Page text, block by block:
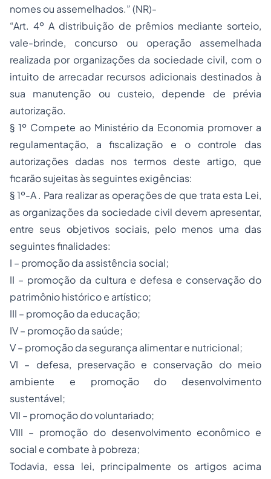
nomes ou assemelhados.” (NR)-
“Art. 4º A distribuição de prêmios mediante sorteio,
vale-brinde, concurso ou operação assemelhada
realizada por organizações da sociedade civil, com o
intuito de arrecadar recursos adicionais destinados à
sua manutenção ou custeio, depende de prévia
autorização.
§ 1º Compete ao Ministério da Economia promover a
regulamentação, a fiscalização e o controle das
autorizações dadas nos termos deste artigo, que
ficarão sujeitas às seguintes exigências:
§ 1º-A . Para realizar as operações de que trata esta Lei,
as organizações da sociedade civil devem apresentar,
entre seus objetivos sociais, pelo menos uma das
seguintes finalidades:
I – promoção da assistência social;
II – promoção da cultura e defesa e conservação do
patrimônio histórico e artístico;
III – promoção da educação;
IV – promoção da saúde;
V – promoção da segurança alimentar e nutricional;
VI – defesa, preservação e conservação do meio
ambiente e promoção do desenvolvimento
sustentável;
VII – promoção do voluntariado;
VIII – promoção do desenvolvimento econômico e
social e combate à pobreza;
Todavia, essa lei, principalmente os artigos acima